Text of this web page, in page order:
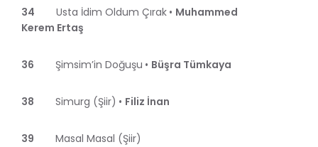
34 Usta İdim Oldum Çırak • Muhammed
Kerem Ertaş
36 Şimsim’in Doğuşu • Büşra Tümkaya
38 Simurg (Şiir) • Filiz İnan
39 Masal Masal (Şiir)